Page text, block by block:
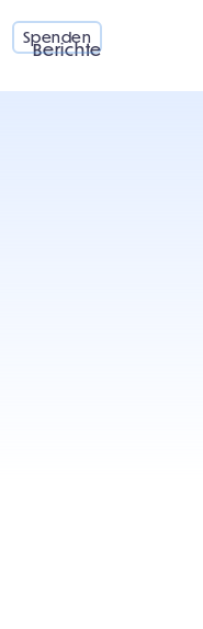
Berichte
Spenden